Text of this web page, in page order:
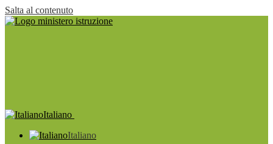
Salta al contenuto
Italiano
Italiano